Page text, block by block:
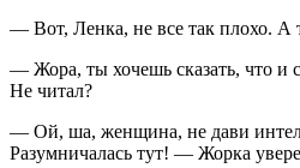
— Вот, Ленка, не все так плохо.
— Жора, ты хочешь сказать, что и
Не читал?
— Ой, ша, женщина, не дави
Разумничалась тут! — Жорка